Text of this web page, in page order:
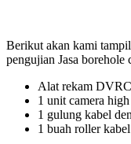
Berikut akan kami
pengujian Jasa borehole
Alat rekam
1 unit camera
1 gulung kabel
1 buah roller kabel